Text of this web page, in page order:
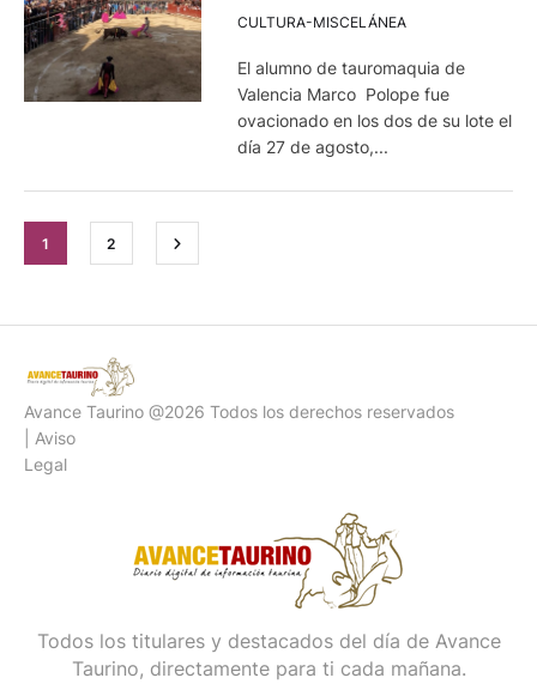
CULTURA-MISCELÁNEA
El alumno de tauromaquia de
Valencia Marco Polope fue
ovacionado en los dos de su lote el
día 27 de agosto,...
1 2
Avance Taurino @2026 Todos los derechos reservados
| Aviso
Legal
Todos los titulares y destacados del día de Avance
Taurino, directamente para ti cada mañana.